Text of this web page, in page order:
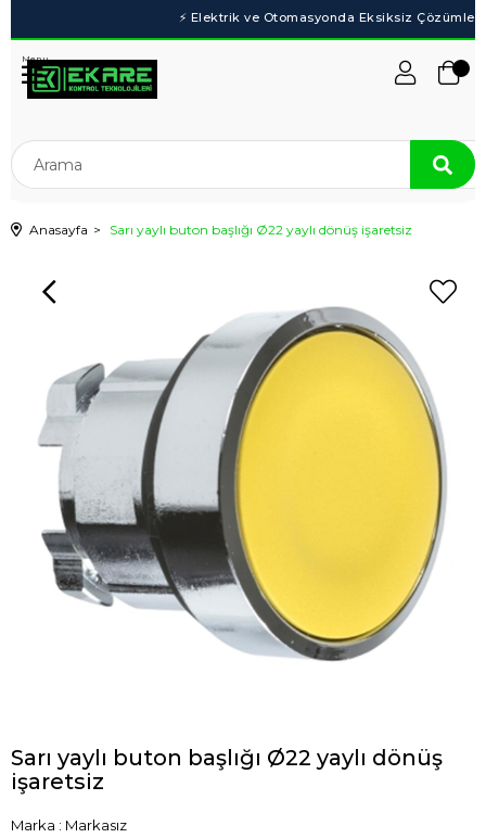
Menu
Anasayfa Sarı yaylı buton başlığı Ø22 yaylı dönüş işaretsiz
Sarı yaylı buton başlığı Ø22 yaylı dönüş
işaretsiz
Marka : Markasız